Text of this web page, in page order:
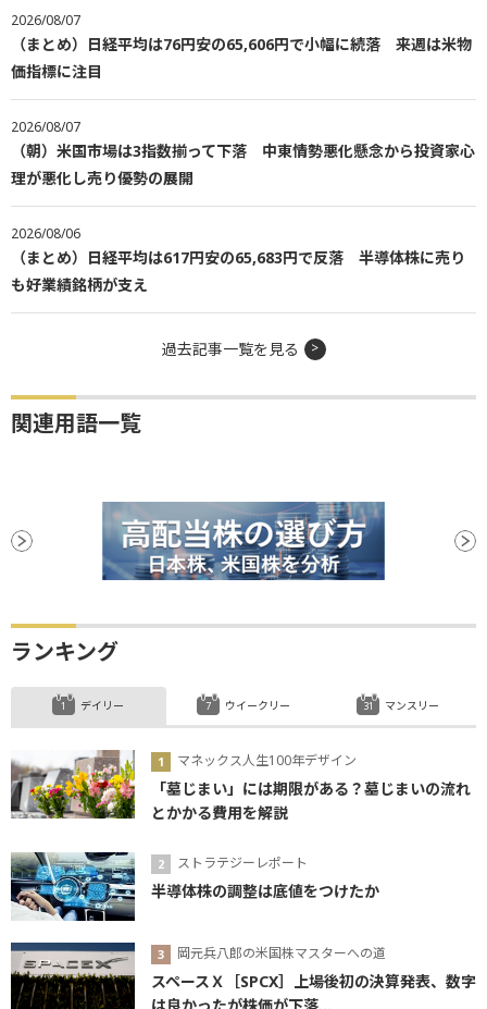
2026/08/07
（まとめ）日経平均は76円安の65,606円で小幅に続落 来週は米物
価指標に注目
2026/08/07
（朝）米国市場は3指数揃って下落 中東情勢悪化懸念から投資家心
理が悪化し売り優勢の展開
2026/08/06
（まとめ）日経平均は617円安の65,683円で反落 半導体株に売り
も好業績銘柄が支え
過去記事一覧を見る
関連用語一覧
ランキング
デイリー
マネックス人生100年デザイン
「墓じまい」には期限がある？墓じまいの流れ
とかかる費用を解説
ストラテジーレポート
半導体株の調整は底値をつけたか
岡元兵八郎の米国株マスターへの道
スペースＸ［SPCX］上場後初の決算発表、数字
ウイークリー マンスリー